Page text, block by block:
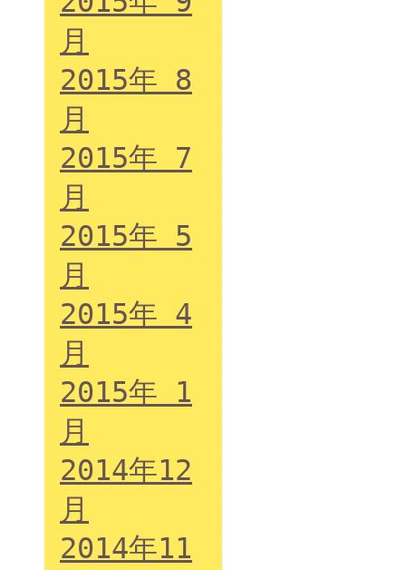
月
2015年 8
月
2015年 7
月
2015年 5
月
2015年 4
月
2015年 1
月
2014年12
月
2014年11